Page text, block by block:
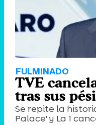
FULMINADO
TVE
tras sus
Se repite la
Palace' y La 1